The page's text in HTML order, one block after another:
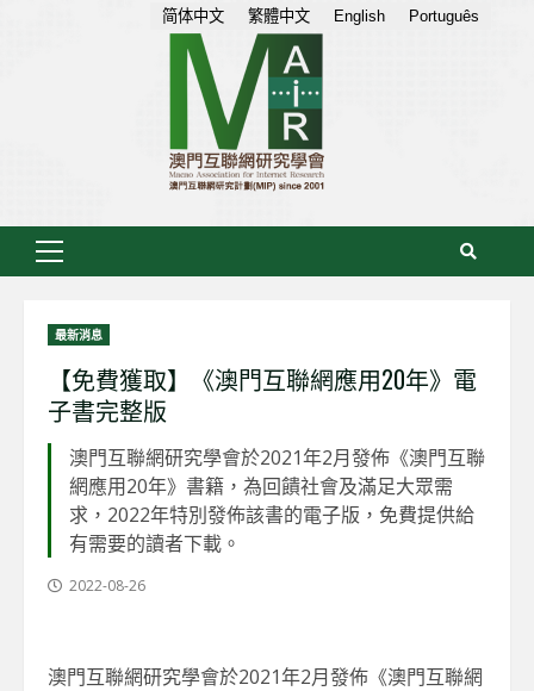
Primary
最新消息
【免費獲取】《澳門互聯網應用20年》電
子書完整版
澳門互聯網研究學會於2021年2月發佈《澳門互聯
網應用20年》書籍，為回饋社會及滿足大眾需
求，2022年特別發佈該書的電子版，免費提供給
有需要的讀者下載。
2022-08-26
澳門互聯網研究學會於2021年2月發佈《澳門互聯網
简体中文 繁體中文 English Português